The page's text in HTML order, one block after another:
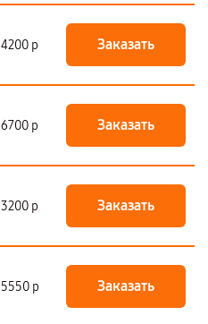
4200 р Заказать
6700 р Заказать
3200 р Заказать
5550 р Заказать